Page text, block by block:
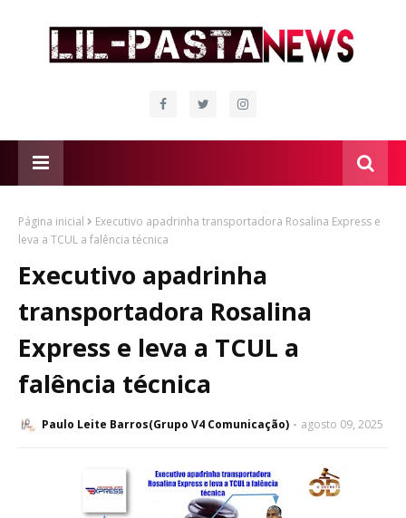
Página inicial
Executivo apadrinha transportadora Rosalina Express e
leva a TCUL a falência técnica
Executivo apadrinha
transportadora Rosalina
Express e leva a TCUL a
falência técnica
Paulo Leite Barros(Grupo V4 Comunicação) agosto 09, 2025